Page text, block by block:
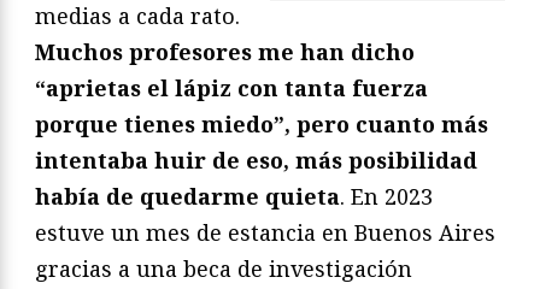
medias a cada rato.
Muchos profesores me han dicho
“aprietas el lápiz con tanta fuerza
porque tienes miedo”, pero cuanto más
intentaba huir de eso, más posibilidad
había de quedarme quieta. En 2023
estuve un mes de estancia en Buenos Aires
gracias a una beca de investigación